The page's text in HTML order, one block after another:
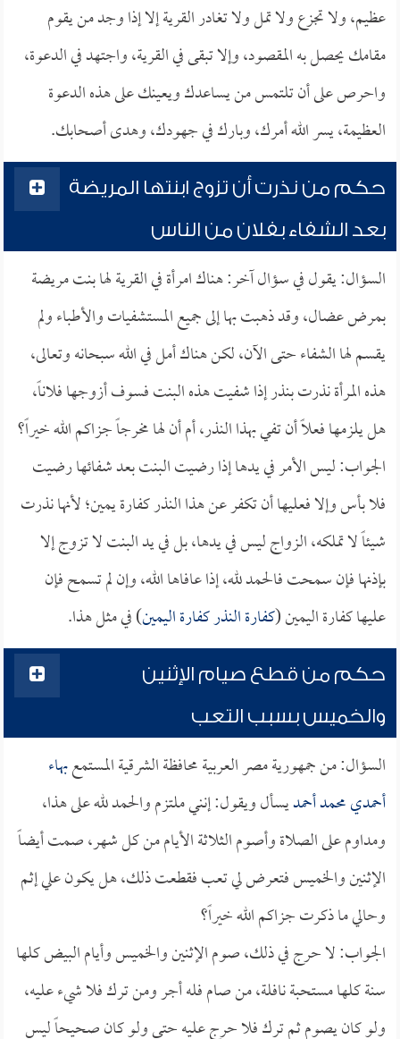
عظيم، ولا تجزع ولا تمل ولا تغادر القرية إلا إذا وجد من يقوم
مقامك يحصل به المقصود، وإلا تبقى في القرية، واجتهد في الدعوة،
واحرص على أن تلتمس من يساعدك ويعينك على هذه الدعوة
العظيمة، يسر الله أمرك، وبارك في جهودك، وهدى أصحابك.
حكم من نذرت أن تزوج ابنتها المريضة
بعد الشفاء بفلان من الناس
السؤال: يقول في سؤال آخر: هناك امرأة في القرية لها بنت مريضة
بمرض عضال، وقد ذهبت بها إلى جميع المستشفيات والأطباء ولم
يقسم لها الشفاء حتى الآن، لكن هناك أمل في الله سبحانه وتعالى،
هذه المرأة نذرت بنذر إذا شفيت هذه البنت فسوف أزوجها فلاناً،
هل يلزمها فعلاً أن تفي بهذا النذر، أم أن لها مخرجاً جزاكم الله خيراً؟
الجواب: ليس الأمر في يدها إذا رضيت البنت بعد شفائها رضيت
فلا بأس وإلا فعليها أن تكفر عن هذا النذر كفارة يمين؛ لأنها نذرت
شيئاً لا تملكه، الزواج ليس في يدها، بل في يد البنت لا تزوج إلا
بإذنها فإن سمحت فالحمد لله، إذا عافاها الله، وإن لم تسمح فإن
عليها كفارة اليمين (كفارة النذر كفارة اليمين) في مثل هذا.
حكم من قطع صيام الإثنين
والخميس بسبب التعب
السؤال: من جمهورية مصر العربية محافظة الشرقية المستمعبهاء
أحمدي محمد أحمديسأل ويقول: إنني ملتزم والحمد لله على هذا،
ومداوم على الصلاة وأصوم الثلاثة الأيام من كل شهر، صمت أيضاً
الإثنين والخميس فتعرض لي تعب فقطعت ذلك، هل يكون علي إثم
وحالي ما ذكرت جزاكم الله خيراً؟
الجواب: لا حرج في ذلك، صوم الإثنين والخميس وأيام البيض كلها
سنة كلها مستحبة نافلة، من صام فله أجر ومن ترك فلا شيء عليه،
ولو كان يصوم ثم ترك فلا حرج عليه حتى ولو كان صحيحاً ليس